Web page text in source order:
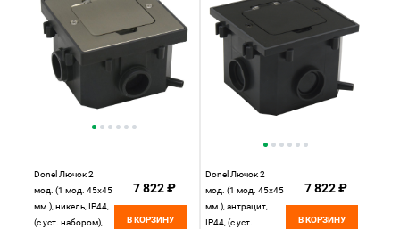
Donel Лючок 2
мод. (1 мод. 45х45
мм.), никель, IP44,
(с уст. набором),
7 822 ₽
В КОРЗИНУ
Donel Лючок 2
мод. (1 мод. 45х45
мм.), антрацит,
IP44, (с уст.
7 822 ₽
В КОРЗИНУ